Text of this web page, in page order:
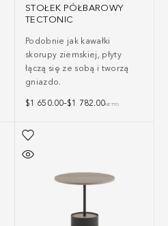
STOŁEK PÓŁBAROWY
TECTONIC
Podobnie jak kawałki
skorupy ziemskiej, płyty
łączą się ze sobą i tworzą
gniazdo.
$1 650.00–$1 782.00NETTO